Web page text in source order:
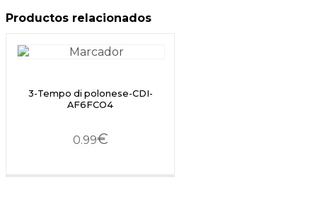
Productos relacionados
3-Tempo di polonese-CDI-
AF6FCO4
0.99€